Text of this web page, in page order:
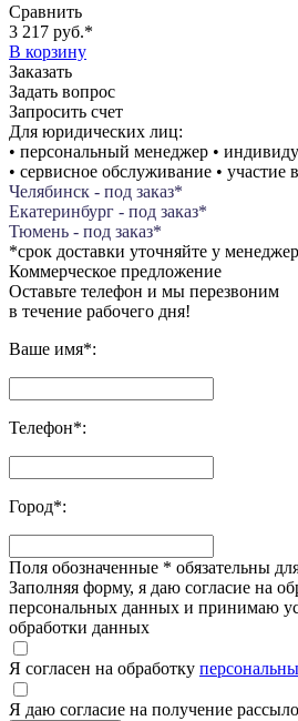
Сравнить
3 217 руб.*
В корзину
Заказать
Задать вопрос
Запросить счет
Для юридических лиц:
• персональный менеджер •
• сервисное обслуживание • участие
Челябинск - под заказ*
Екатеринбург - под заказ*
Тюмень - под заказ*
*срок доставки уточняйте у
Коммерческое предложение
Оставьте телефон и мы перезвоним
в течение рабочего дня!
Ваше имя*:
Телефон*:
Город*:
Поля обозначенные * обязательны
Заполняя форму, я даю согласие на
персональных данных и принимаю
обработки данных
Я согласен на обработку
Я даю согласие на получение